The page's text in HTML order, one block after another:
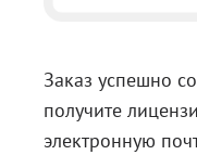
Заказ успешно
получите
электронную